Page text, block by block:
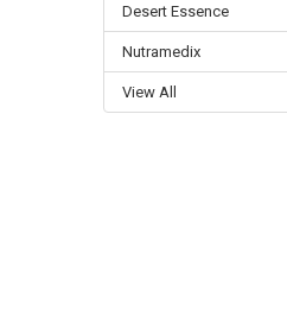
Desert Essence
Nutramedix
View All